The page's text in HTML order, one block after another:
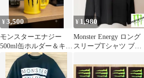
¥3,500
​モンスターエナジー
500ml缶ホルダー＆キー
ホルダー 2点
¥ 1,980
Monster Energy ロング
スリーブTシャツ ブラ